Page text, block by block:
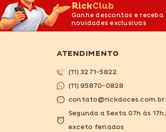
RickClub
Ganhe descontos e receba
novidades exclusivas
ATENDIMENTO
(11) 3271-5822
(11) 95870-0828
contato@rickdoces.com.br
Segunda a Sexta 07h às 17h,
exceto feriados